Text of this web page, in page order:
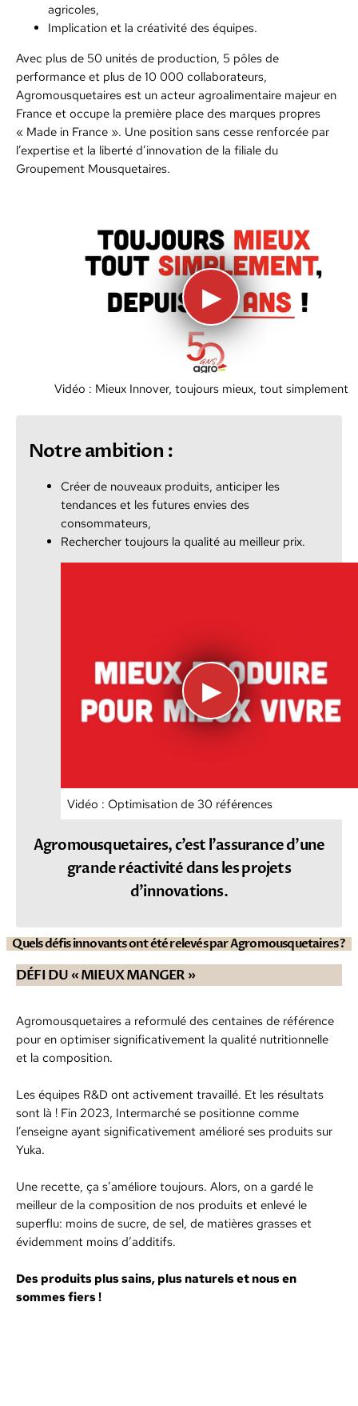
agricoles,
Implication et la créativité des équipes.
Avec plus de 50 unités de production, 5 pôles de
performance et plus de 10 000 collaborateurs,
Agromousquetaires est un acteur agroalimentaire majeur en
France et occupe la première place des marques propres
« Made in France ». Une position sans cesse renforcée par
l’expertise et la liberté d’innovation de la filiale du
Groupement Mousquetaires.
▶
Vidéo : Mieux Innover, toujours mieux, tout simplement
Notre ambition :
Créer de nouveaux produits, anticiper les
tendances et les futures envies des
consommateurs,
Rechercher toujours la qualité au meilleur prix.
▶
Vidéo : Optimisation de 30 références
Agromousquetaires, c’est l’assurance d’une
grande réactivité dans les projets
d’innovations.
Quels défis innovants ont été relevés par Agromousquetaires ?
DÉFI DU « MIEUX MANGER »
Agromousquetaires a reformulé des centaines de référence
pour en optimiser significativement la qualité nutritionnelle
et la composition.
Les équipes R&D ont activement travaillé. Et les résultats
sont là ! Fin 2023, Intermarché se positionne comme
l’enseigne ayant significativement amélioré ses produits sur
Yuka.
Une recette, ça s’améliore toujours. Alors, on a gardé le
meilleur de la composition de nos produits et enlevé le
superflu: moins de sucre, de sel, de matières grasses et
évidemment moins d’additifs.
Des produits plus sains, plus naturels et nous en
sommes fiers !